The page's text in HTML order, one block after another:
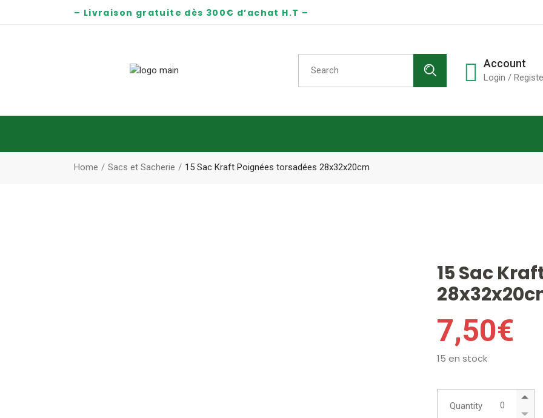
– Livraison gratuite dès 300€ d’achat H.T –
Search
for:
Account
Login /
Home Sacs et Sacherie 15 Sac Kraft Poignées torsadées 28x32x20cm
15 Sac
7,50€
15 en stock
Quantity
15 Sac Kraft